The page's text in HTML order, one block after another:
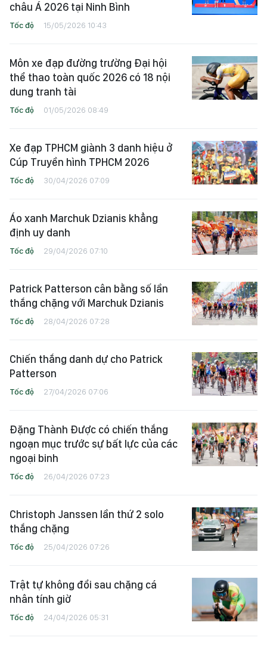
châu Á 2026 tại Ninh Bình
Tốc độ 15/05/2026 10:43
Môn xe đạp đường trường Đại hội
thể thao toàn quốc 2026 có 18 nội
dung tranh tài
Tốc độ 01/05/2026 08:49
Xe đạp TPHCM giành 3 danh hiệu ở
Cúp Truyền hình TPHCM 2026
Tốc độ 30/04/2026 07:09
Áo xanh Marchuk Dzianis khẳng
định uy danh
Tốc độ 29/04/2026 07:10
Patrick Patterson cân bằng số lần
thắng chặng với Marchuk Dzianis
Tốc độ 28/04/2026 07:28
Chiến thắng danh dự cho Patrick
Patterson
Tốc độ 27/04/2026 07:06
Đặng Thành Được có chiến thắng
ngoạn mục trước sự bất lực của các
ngoại binh
Tốc độ 26/04/2026 07:23
Christoph Janssen lần thứ 2 solo
thắng chặng
Tốc độ 25/04/2026 07:26
Trật tự không đổi sau chặng cá
nhân tính giờ
Tốc độ 24/04/2026 05:31